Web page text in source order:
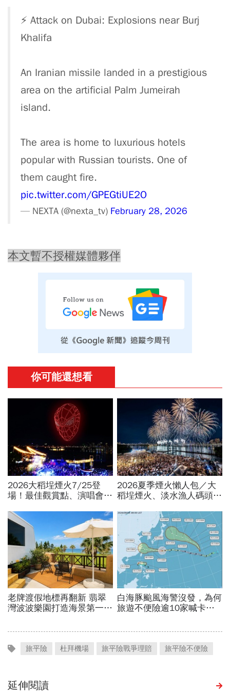
⚡️ Attack on Dubai: Explosions near Burj
Khalifa
An Iranian missile landed in a prestigious
area on the artificial Palm Jumeirah
island.
The area is home to luxurious hotels
popular with Russian tourists. One of
them caught fire.
pic.twitter.com/GPEGtiUE2O
— NEXTA (@nexta_tv) February 28, 2026
本文暫不授權媒體夥伴
旅平險 杜拜機場 旅平險戰爭理賠 旅平險不便險
延伸閱讀